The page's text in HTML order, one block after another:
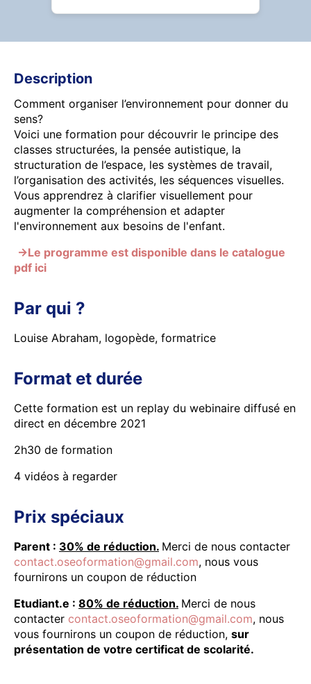
Description
Comment organiser l’environnement pour donner du
sens?
Voici une formation pour découvrir le principe des
classes structurées, la pensée autistique, la
structuration de l’espace, les systèmes de travail,
l’organisation des activités, les séquences visuelles.
Vous apprendrez à clarifier visuellement pour
augmenter la compréhension et adapter
l'environnement aux besoins de l'enfant.
→Le programme est disponible dans le catalogue
pdf ici
Par qui ?
Louise Abraham, logopède, formatrice
Format et durée
Cette formation est un replay du webinaire diffusé en
direct en décembre 2021
2h30 de formation
4 vidéos à regarder
Prix spéciaux
Parent : 30% de réduction. Merci de nous contacter
contact.oseoformation@gmail.com, nous vous
fournirons un coupon de réduction
Etudiant.e : 80% de réduction. Merci de nous
contacter contact.oseoformation@gmail.com, nous
vous fournirons un coupon de réduction, sur
présentation de votre certificat de scolarité.